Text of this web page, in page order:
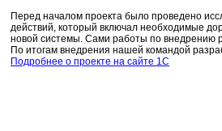
Перед началом проекта было проведено
действий, который включал необходимые
новой системы. Сами работы по внедрению
По итогам внедрения нашей командой
Подробнее о проекте на сайте 1С